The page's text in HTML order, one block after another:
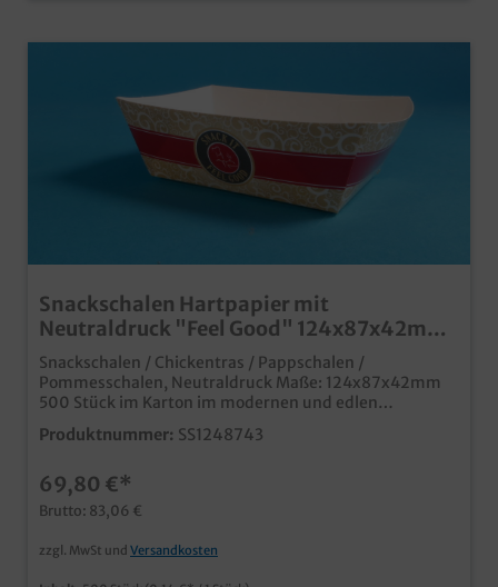
Snackschalen Hartpapier mit
Neutraldruck "Feel Good" 124x87x42mm
500St
Snackschalen / Chickentras / Pappschalen /
Pommesschalen, Neutraldruck Maße: 124x87x42mm
500 Stück im Karton im modernen und edlen
Neutraldesign "Feel good" Ideal für Snacks, Fingerfood,
Currywurst, Pommes usw. aus umweltfreundlichen
Ihrem Wunschmotiv bedruckbar, fragen Sie einfach
unseren Kundenservice
Produktnummer: SS1248743
69,80 €*
Brutto: 83,06 €
zzgl. MwSt und Versandkosten